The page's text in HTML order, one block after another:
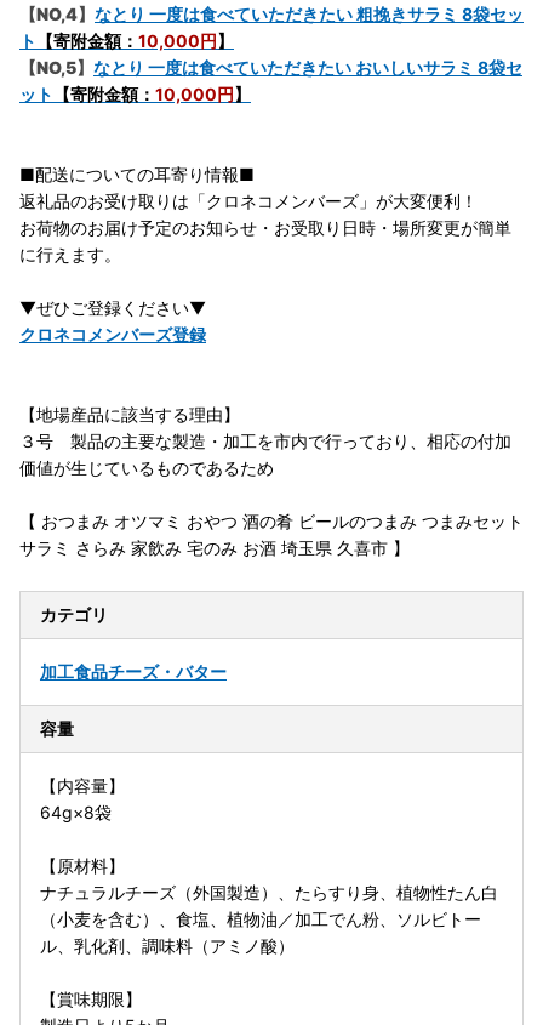
【NO,4】 なとり 一度は食べていただきたい 粗挽きサラミ 8袋セッ
ト
【寄附金額： 10,000円】
【NO,5】 なとり 一度は食べていただきたい おいしいサラミ 8袋セ
ット
【寄附金額： 10,000円】
■配送についての耳寄り情報■
返礼品のお受け取りは「クロネコメンバーズ」が大変便利！
お荷物のお届け予定のお知らせ・お受取り日時・場所変更が簡単
に行えます。
▼ぜひご登録ください▼
クロネコメンバーズ登録
【地場産品に該当する理由】
３号 製品の主要な製造・加工を市内で行っており、相応の付加
価値が生じているものであるため
【 おつまみ オツマミ おやつ 酒の肴 ビールのつまみ つまみセット
サラミ さらみ 家飲み 宅のみ お酒 埼玉県 久喜市 】
カテゴリ
加工食品チーズ・バター
容量
【内容量】
64g×8袋
【原材料】
ナチュラルチーズ（外国製造）、たらすり身、植物性たん白
（小麦を含む）、食塩、植物油／加工でん粉、ソルビトー
ル、乳化剤、調味料（アミノ酸）
【賞味期限】